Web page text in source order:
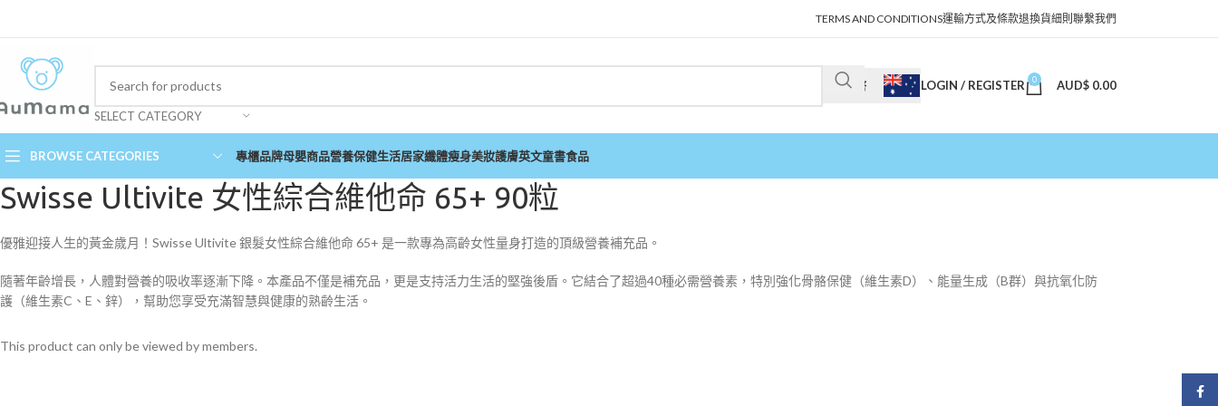
TERMS AND CONDITIONS運輸方式及條款退換貨細則 聯繫我們
SELECT CATEGORY
澳幣 LOGIN / REGISTER 0 AUD$ 0.00
BROWSE CATEGORIES 專櫃品牌母嬰商品營養保健生活居家纖體瘦身美妝護膚英文童書食品
Swisse Ultivite 女性綜合維他命 65+ 90粒
優雅迎接人生的黃金歲月！Swisse Ultivite 銀髮女性綜合維他命 65+ 是一款專為高齡女性量身打造的頂級營養補充品。
隨著年齡增長，人體對營養的吸收率逐漸下降。本產品不僅是補充品，更是支持活力生活的堅強後盾。它結合了超過40種必需營養素，特別強化骨骼保健（維生素D）、能量生成（B群）與抗氧化防
護（維生素C、E、鋅），幫助您享受充滿智慧與健康的熟齡生活。
This product can only be viewed by members.